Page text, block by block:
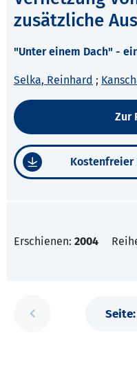
zusätzliche
"Unter einem Dach" -
Selka, Reinhard ;
Zur
Kostenfreier
Erschienen: 2004